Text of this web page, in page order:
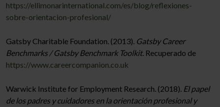
https://ellimonarinternational.com/es/blog/reflexiones-
sobre-orientacion-profesional/
Gatsby Charitable Foundation. (2013). Gatsby Career
Benchmarks / Gatsby Benchmark Toolkit. Recuperado de
https://www.careercompanion.co.uk
Warwick Institute for Employment Research. (2018). El papel
de los padres y cuidadores en la orientación profesional y